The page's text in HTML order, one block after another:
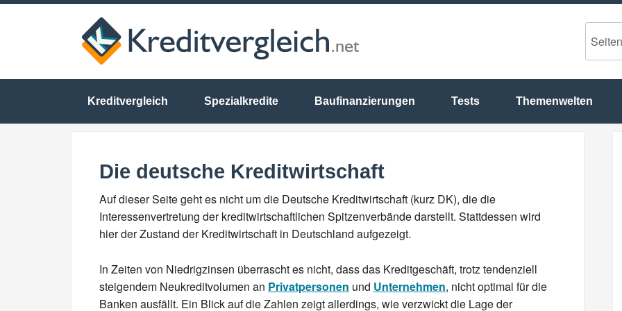
Kreditvergleich Spezialkredite Baufinanzierungen Tests Themenwelten
Die deutsche Kreditwirtschaft
Auf dieser Seite geht es nicht um die Deutsche Kreditwirtschaft (kurz DK), die die
Interessenvertretung der kreditwirtschaftlichen Spitzenverbände darstellt. Stattdessen wird
hier der Zustand der Kreditwirtschaft in Deutschland aufgezeigt.
In Zeiten von Niedrigzinsen überrascht es nicht, dass das Kreditgeschäft, trotz tendenziell
steigendem Neukreditvolumen an Privatpersonen und Unternehmen, nicht optimal für die
Banken ausfällt. Ein Blick auf die Zahlen zeigt allerdings, wie verzwickt die Lage der